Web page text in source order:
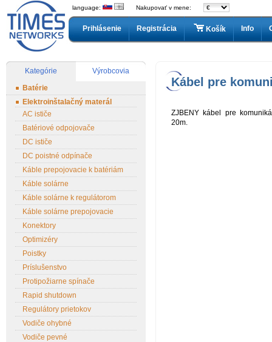
language: Nakupovať v mene:
Prihlásenie Registrácia Košík Info
Kategórie
Výrobcovia
Batérie
Elektroinštalačný materál
AC ističe
Batériové odpojovače
DC ističe
DC poistné odpínače
Káble prepojovacie k batériám
Káble solárne
Káble solárne k regulátorom
Káble solárne prepojovacie
Konektory
Optimizéry
Poistky
Príslušenstvo
Protipožiarne spínače
Rapid shutdown
Regulátory prietokov
Vodiče ohybné
Vodiče pevné
Kábel pre
ZJBENY kábel pre
20m.